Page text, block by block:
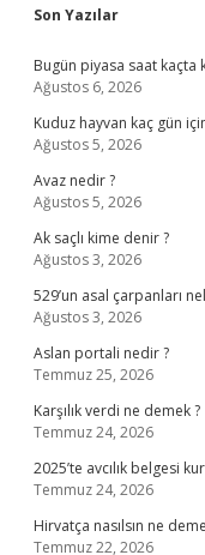
Sidebar
Son Yazılar
Bugün piyasa saat kaçta
Ağustos 6, 2026
Kuduz hayvan kaç gün
Ağustos 5, 2026
Avaz nedir ?
Ağustos 5, 2026
Ak saçlı kime denir ?
Ağustos 3, 2026
529’un asal çarpanları
Ağustos 3, 2026
Aslan portali nedir ?
Temmuz 25, 2026
Karşılık verdi ne demek ?
Temmuz 24, 2026
2025’te avcılık belgesi
Temmuz 24, 2026
Hirvatça nasılsın ne
Temmuz 22, 2026